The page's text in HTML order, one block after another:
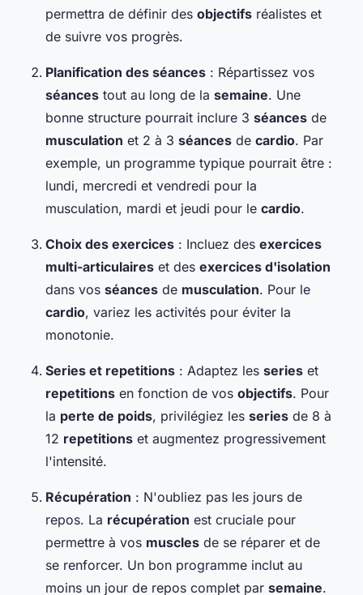
permettra de définir des objectifs réalistes et
de suivre vos progrès.
Planification des séances : Répartissez vos
séances tout au long de la semaine. Une
bonne structure pourrait inclure 3 séances de
musculation et 2 à 3 séances de cardio. Par
exemple, un programme typique pourrait être :
lundi, mercredi et vendredi pour la
musculation, mardi et jeudi pour le cardio.
Choix des exercices : Incluez des exercices
multi-articulaires et des exercices d'isolation
dans vos séances de musculation. Pour le
cardio, variez les activités pour éviter la
monotonie.
Series et repetitions : Adaptez les series et
repetitions en fonction de vos objectifs. Pour
la perte de poids, privilégiez les series de 8 à
12 repetitions et augmentez progressivement
l'intensité.
Récupération : N'oubliez pas les jours de
repos. La récupération est cruciale pour
permettre à vos muscles de se réparer et de
se renforcer. Un bon programme inclut au
moins un jour de repos complet par semaine.